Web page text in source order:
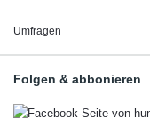
Umfragen
Folgen & abbonieren